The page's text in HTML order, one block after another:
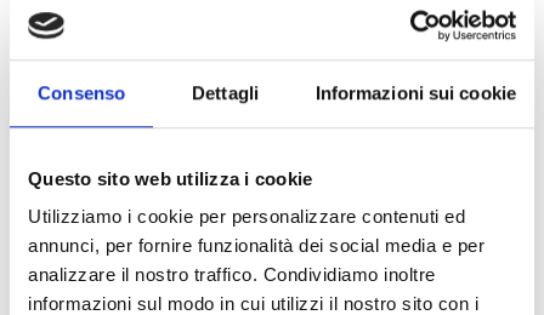
Consenso Dettagli Informazioni sui cookie
Questo sito web utilizza i cookie
Utilizziamo i cookie per personalizzare contenuti ed
annunci, per fornire funzionalità dei social media e per
analizzare il nostro traffico. Condividiamo inoltre
informazioni sul modo in cui utilizzi il nostro sito con i